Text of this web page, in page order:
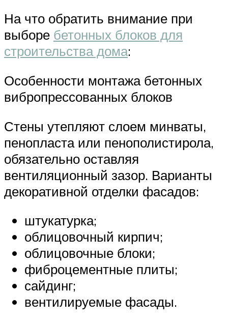
На что обратить внимание при
выборе бетонных блоков для
строительства дома:
Особенности монтажа бетонных
вибропрессованных блоков
Стены утепляют слоем минваты,
пенопласта или пенополистирола,
обязательно оставляя
вентиляционный зазор. Варианты
декоративной отделки фасадов:
штукатурка;
облицовочный кирпич;
облицовочные блоки;
фиброцементные плиты;
сайдинг;
вентилируемые фасады.